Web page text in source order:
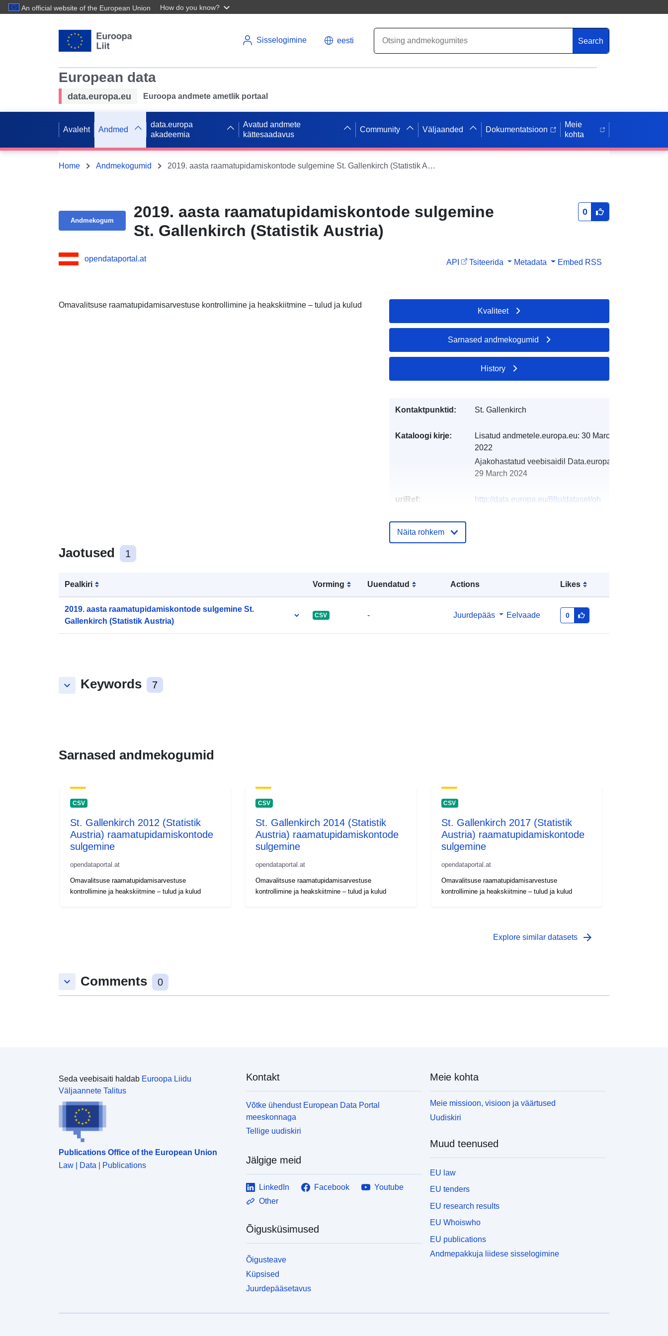
An official website of the European Union How do you know?
Sisselogimine eesti Search
European data
data.europa.eu Euroopa andmete ametlik portaal
Avaleht Andmed
data.europa
akadeemia
Avatud andmete
kättesaadavus
Community Väljaanded Dokumentatsioon
Meie
kohta
Home Andmekogumid 2019. aasta raamatupidamiskontode sulgemine St. Gallenkirch (Statistik Austria)
Andmekogum
2019. aasta raamatupidamiskontode sulgemine
St. Gallenkirch (Statistik Austria)
0
opendataportal.at API Tsiteerida Metadata Embed RSS
Omavalitsuse raamatupidamisarvestuse kontrollimine ja heakskiitmine – tulud ja kulud
Jaotused 1
Pealkiri Vorming Uuendatud Actions Likes
2019. aasta raamatupidamiskontode sulgemine St.
Gallenkirch (Statistik Austria)
CSV - Juurdepääs Eelvaade 0
keyboard_arrow_down Keywords 7
Kvaliteet
Sarnased andmekogumid
History
Kontaktpunktid: St. Gallenkirch
Kataloogi kirje: Lisatud andmetele.europa.eu: 30 March
2022
Ajakohastatud veebisaidil Data.europa.eu:
29 March 2024
uriRef:
http://data.europa.eu/88u/dataset/oh
Näita rohkem
Sarnased andmekogumid
CSV
St. Gallenkirch 2012 (Statistik
Austria) raamatupidamiskontode
sulgemine
opendataportal.at
Omavalitsuse raamatupidamisarvestuse
kontrollimine ja heakskiitmine – tulud ja kulud
CSV
St. Gallenkirch 2014 (Statistik
Austria) raamatupidamiskontode
sulgemine
opendataportal.at
Omavalitsuse raamatupidamisarvestuse
kontrollimine ja heakskiitmine – tulud ja kulud
CSV
St. Gallenkirch 2017 (Statistik
Austria) raamatupidamiskontode
sulgemine
opendataportal.at
Omavalitsuse raamatupidamisarvestuse
kontrollimine ja heakskiitmine – tulud ja kulud
Explore similar datasets arrow_forward
keyboard_arrow_down Comments 0
Seda veebisaiti haldab Euroopa Liidu
Väljaannete Talitus
Publications Office of the European Union
Law | Data | Publications
Kontakt
Võtke ühendust European Data Portal
meeskonnaga
Tellige uudiskiri
Jälgige meid
LinkedIn Facebook
Youtube
Other
Õigusküsimused
Õigusteave
Küpsised
Juurdepääsetavus
Meie kohta
Meie missioon, visioon ja väärtused
Uudiskiri
Muud teenused
EU law
EU tenders
EU research results
EU Whoiswho
EU publications
Andmepakkuja liidese sisselogimine